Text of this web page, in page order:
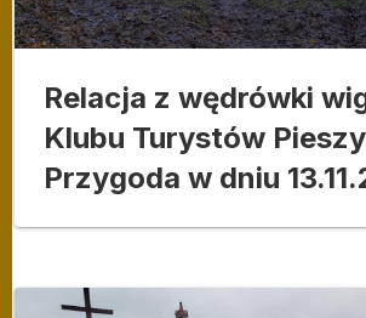
Relacja z wędrówki
Klubu Turystów
Przygoda w dniu